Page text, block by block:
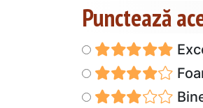
Punctează